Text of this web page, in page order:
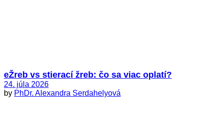
eŽreb vs stierací žreb: čo sa viac oplatí?
24. júla 2026
by PhDr. Alexandra Serdahelyová